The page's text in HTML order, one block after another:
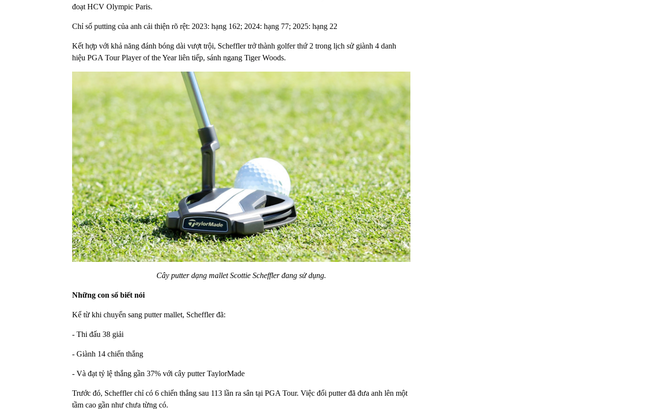
đoạt HCV Olympic Paris.
Chỉ số putting của anh cải thiện rõ rệt: 2023: hạng 162; 2024: hạng 77; 2025: hạng 22
Kết hợp với khả năng đánh bóng dài vượt trội, Scheffler trở thành golfer thứ 2 trong lịch sử giành 4 danh
hiệu PGA Tour Player of the Year liên tiếp, sánh ngang Tiger Woods.
Cây putter dạng mallet Scottie Scheffler đang sử dụng.
Những con số biết nói
Kể từ khi chuyển sang putter mallet, Scheffler đã:
- Thi đấu 38 giải
- Giành 14 chiến thắng
- Và đạt tỷ lệ thắng gần 37% với cây putter TaylorMade
Trước đó, Scheffler chỉ có 6 chiến thắng sau 113 lần ra sân tại PGA Tour. Việc đổi putter đã đưa anh lên một
tầm cao gần như chưa từng có.